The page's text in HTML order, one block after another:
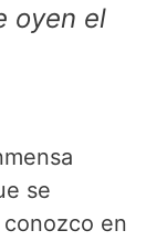
oyen el
se
en